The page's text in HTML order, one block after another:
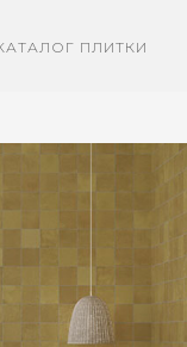
ПЛИТКИ